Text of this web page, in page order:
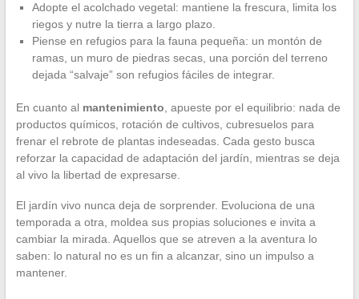
Adopte el acolchado vegetal: mantiene la frescura, limita los
riegos y nutre la tierra a largo plazo.
Piense en refugios para la fauna pequeña: un montón de
ramas, un muro de piedras secas, una porción del terreno
dejada “salvaje” son refugios fáciles de integrar.
En cuanto al mantenimiento , apueste por el equilibrio: nada de
productos químicos, rotación de cultivos, cubresuelos para
frenar el rebrote de plantas indeseadas. Cada gesto busca
reforzar la capacidad de adaptación del jardín, mientras se deja
al vivo la libertad de expresarse.
El jardín vivo nunca deja de sorprender. Evoluciona de una
temporada a otra, moldea sus propias soluciones e invita a
cambiar la mirada. Aquellos que se atreven a la aventura lo
saben: lo natural no es un fin a alcanzar, sino un impulso a
mantener.